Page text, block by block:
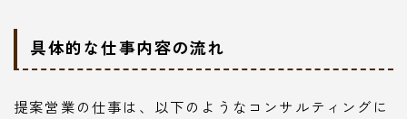
具体的な仕事内容の流れ
提案営業の仕事は、以下のようなコンサルティングに